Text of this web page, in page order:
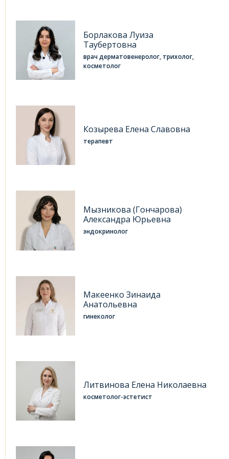
Борлакова Луиза
Таубертовна
врач дерматовенеролог, трихолог,
косметолог
Козырева Елена Славовна
терапевт
Мызникова (Гончарова)
Александра Юрьевна
эндокринолог
Макеенко Зинаида
Анатольевна
гинеколог
Литвинова Елена Николаевна
косметолог-эстетист